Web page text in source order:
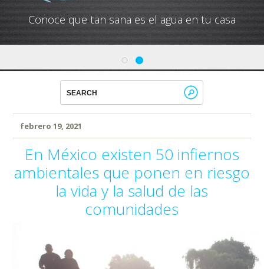
Conoce que tan sana es el agua en tu casa
febrero 19, 2021
En México existen 50 infiernos
ambientales que ponen en riesgo
la vida y la salud de las
comunidades